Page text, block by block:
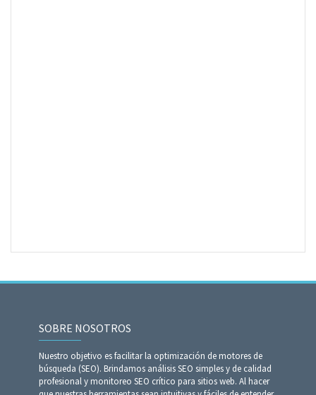
SOBRE NOSOTROS
Nuestro objetivo es facilitar la optimización de motores de
búsqueda (SEO). Brindamos análisis SEO simples y de calidad
profesional y monitoreo SEO crítico para sitios web. Al hacer